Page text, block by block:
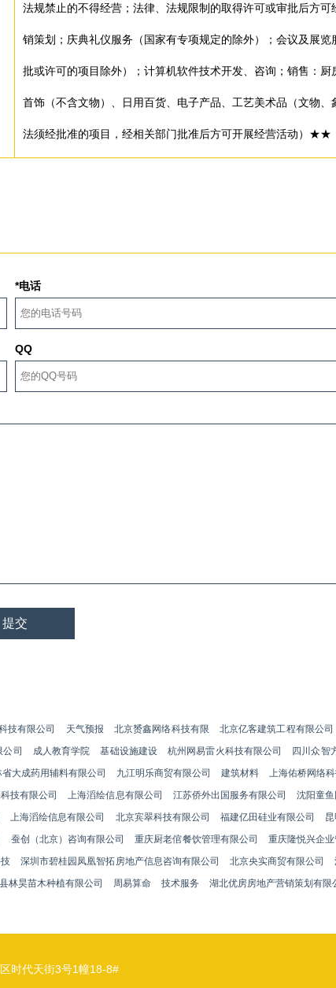
法规禁止的不得经营；法律、法规限制的取得许可或审批后方
销策划；庆典礼仪服务（国家有专项规定的除外）；会议及展
批或许可的项目除外）；计算机软件技术开发、咨询；销售：厨
首饰（不含文物）、日用百货、电子产品、工艺美术品（文物、
法须经批准的项目，经相关部门批准后方可开展经营活动）★★
*电话
QQ
技有限公司 天气预报 北京赟鑫网络科技有限 北京亿客建筑工程有限公司
司 成人教育学院 基础设施建设 杭州网易雷火科技有限公司 四川众智
省大成药用辅料有限公司 九江明乐商贸有限公司 建筑材料 上海佑桥网络
技有限公司 上海滔绘信息有限公司 江苏侨外出国服务有限公司 沈阳童
上海滔绘信息有限公司 北京宾翠科技有限公司 福建亿田硅业有限公司
蚕创（北京）咨询有限公司 重庆厨老倌餐饮管理有限公司 重庆隆悦兴企
深圳市碧桂园凤凰智拓房地产信息咨询有限公司 北京央实商贸有限公司
林昊苗木种植有限公司 周易算命 技术服务 湖北优房房地产营销策划有限
时代天街3号1幢18-8#